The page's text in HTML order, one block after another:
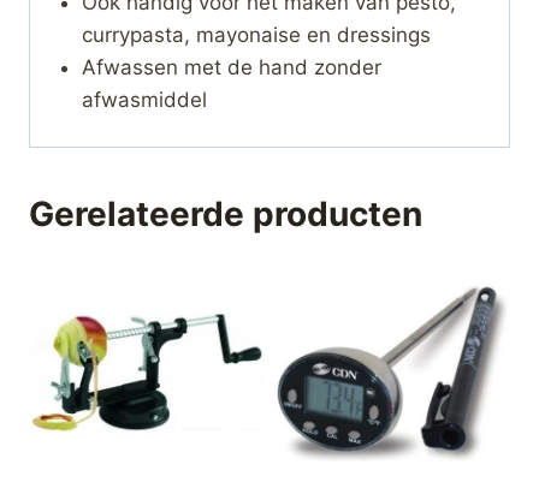
currypasta, mayonaise en dressings
Afwassen met de hand zonder
afwasmiddel
Gerelateerde producten